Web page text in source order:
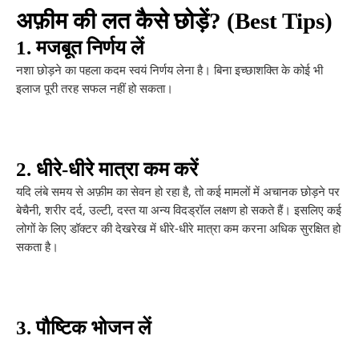
अफ़ीम की लत कैसे छोड़ें? (Best Tips)
1. मजबूत निर्णय लें
नशा छोड़ने का पहला कदम स्वयं निर्णय लेना है। बिना इच्छाशक्ति के कोई भी
इलाज पूरी तरह सफल नहीं हो सकता।
2. धीरे-धीरे मात्रा कम करें
यदि लंबे समय से अफ़ीम का सेवन हो रहा है, तो कई मामलों में अचानक छोड़ने पर
बेचैनी, शरीर दर्द, उल्टी, दस्त या अन्य विदड्रॉल लक्षण हो सकते हैं। इसलिए कई
लोगों के लिए डॉक्टर की देखरेख में धीरे-धीरे मात्रा कम करना अधिक सुरक्षित हो
सकता है।
3. पौष्टिक भोजन लें